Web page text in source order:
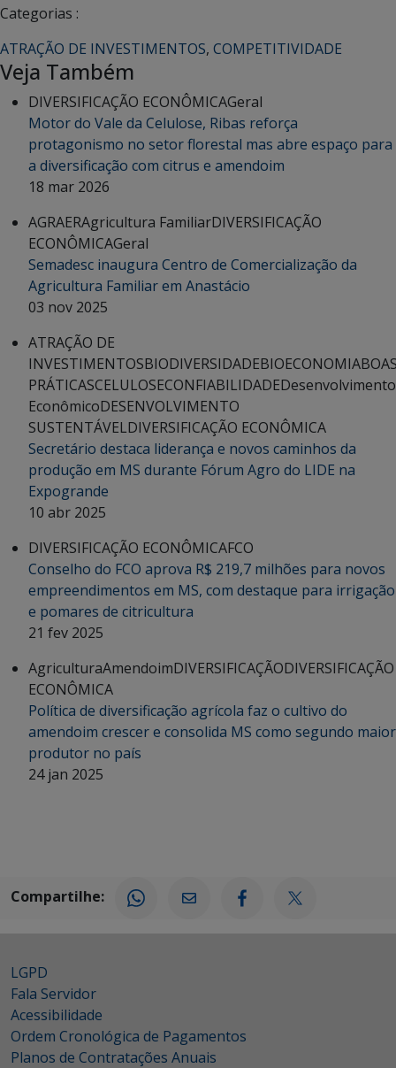
Categorias :
ATRAÇÃO DE INVESTIMENTOS, COMPETITIVIDADE
Veja Também
DIVERSIFICAÇÃO ECONÔMICAGeral
Motor do Vale da Celulose, Ribas reforça
protagonismo no setor florestal mas abre espaço para
a diversificação com citrus e amendoim
18 mar 2026
AGRAERAgricultura FamiliarDIVERSIFICAÇÃO
ECONÔMICAGeral
Semadesc inaugura Centro de Comercialização da
Agricultura Familiar em Anastácio
03 nov 2025
ATRAÇÃO DE
INVESTIMENTOSBIODIVERSIDADEBIOECONOMIA
PRÁTICASCELULOSECONFIABILIDADEDesenvolvimento
EconômicoDESENVOLVIMENTO
SUSTENTÁVELDIVERSIFICAÇÃO ECONÔMICA
Secretário destaca liderança e novos caminhos da
produção em MS durante Fórum Agro do LIDE na
Expogrande
10 abr 2025
DIVERSIFICAÇÃO ECONÔMICAFCO
Conselho do FCO aprova R$ 219,7 milhões para novos
empreendimentos em MS, com destaque para irrigação
e pomares de citricultura
21 fev 2025
AgriculturaAmendoimDIVERSIFICAÇÃODIVERSIFICAÇÃO
ECONÔMICA
Política de diversificação agrícola faz o cultivo do
amendoim crescer e consolida MS como segundo maior
produtor no país
24 jan 2025
Compartilhe:
LGPD
Fala Servidor
Acessibilidade
Ordem Cronológica de Pagamentos
Planos de Contratações Anuais